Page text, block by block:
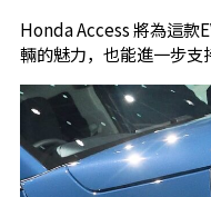
Honda Access 將為這款
輛的魅力，也能進一步支